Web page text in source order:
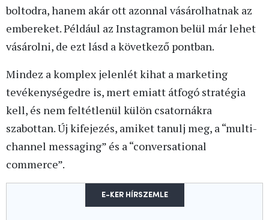
boltodra, hanem akár ott azonnal vásárolhatnak az
embereket. Például az Instagramon belül már lehet
vásárolni, de ezt lásd a következő pontban.
Mindez a komplex jelenlét kihat a marketing
tevékenységedre is, mert emiatt átfogó stratégia
kell, és nem feltétlenül külön csatornákra
szabottan. Új kifejezés, amiket tanulj meg, a “multi-
channel messaging” és a “conversational
commerce”.
E-KER HÍRSZEMLE